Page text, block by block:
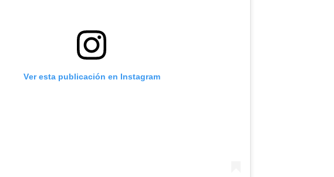
Ver esta publicación en Instagram